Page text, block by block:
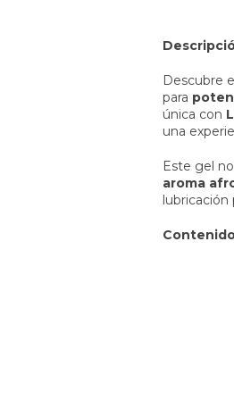
Descubre
para
única con
una
Este gel
aroma
lubricación